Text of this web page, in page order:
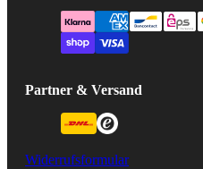
Partner & Versand
Widerrufsformular